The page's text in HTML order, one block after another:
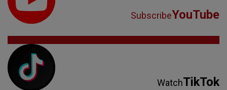
SubscribeYouTube
WatchTikTok